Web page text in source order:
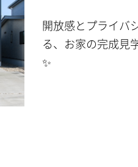
開放感とプライバ
る、お家の完成見
✨